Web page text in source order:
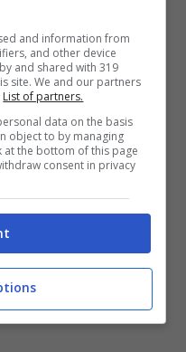
and information from
and other device
and shared with 319
site. We and our partners
List of partners.
data on the basis
object to by managing
the bottom of this page
consent in privacy